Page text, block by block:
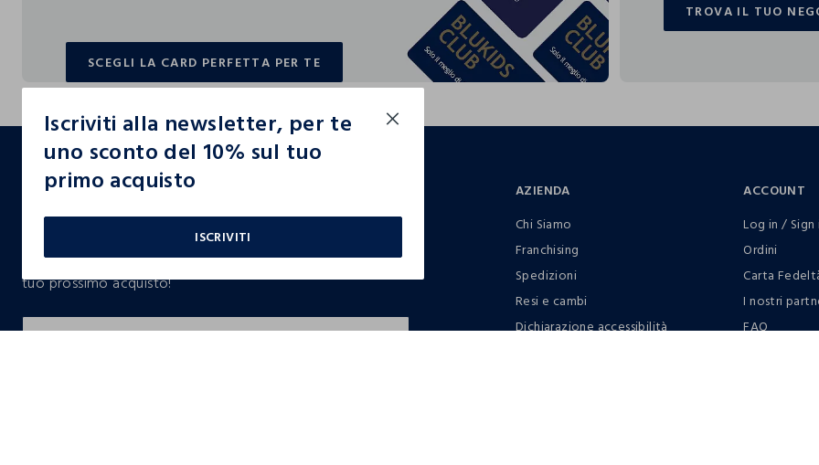
SCEGLI LA CARD PERFETTA PER TE
SCEGLI LA CARD PERFETTA PER TE
TROVA IL TUO
TROVA IL TUO
Iscriviti alla newsletter, per te
uno sconto del 10% sul tuo
primo acquisto
ISCRIVITI
footer.ariatitle
Un click, un regalo:
-10% subito per te 💌
Iscriviti ora alla newsletter e ottieni il-10% di scontosul
tuo prossimo acquisto!
AZIENDA
Chi Siamo
Franchising
Spedizioni
Resi e cambi
Dichiarazione accessibilità
ACCOUNT
Log in / Sign
Ordini
Carta
I nostri
FAQ